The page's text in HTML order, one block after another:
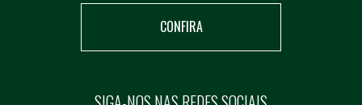
CONFIRA